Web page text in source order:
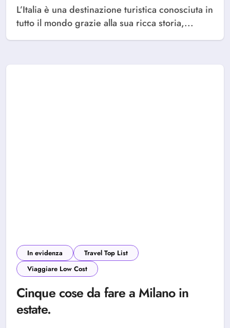
L’Italia è una destinazione turistica conosciuta in
tutto il mondo grazie alla sua ricca storia,...
In evidenza
Travel Top List
Viaggiare Low Cost
Cinque cose da fare a Milano in
estate.